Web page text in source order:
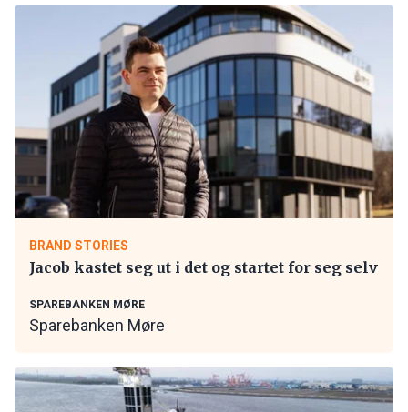
BRAND STORIES
Jacob kastet seg ut i det og startet for seg selv
SPAREBANKEN MØRE
Sparebanken Møre